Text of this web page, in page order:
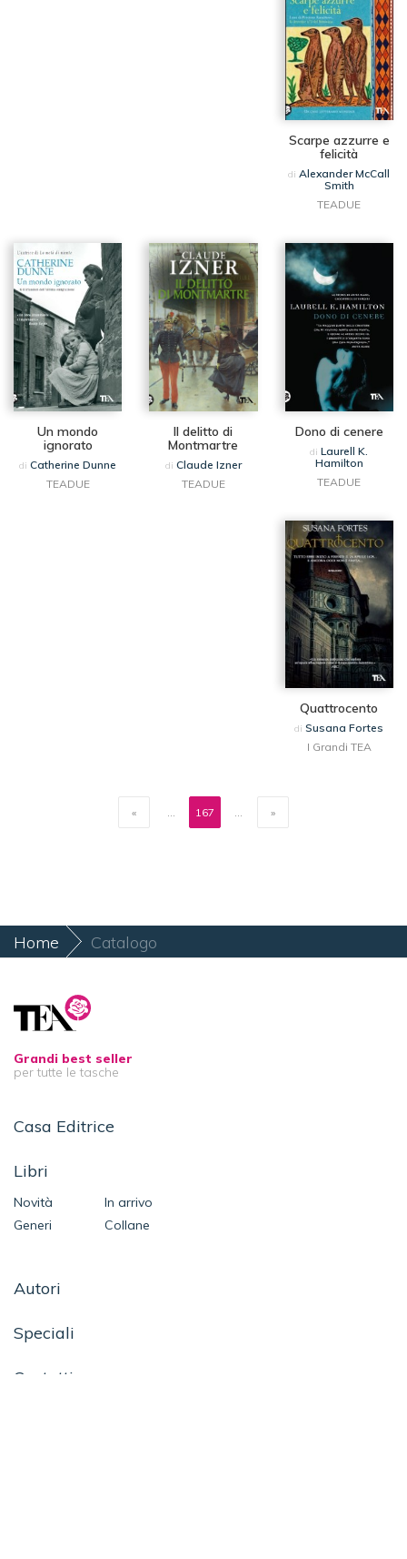
Scarpe azzurre e
felicità
diAlexander McCall
Smith
TEADUE
Un mondo
ignorato
diCatherine Dunne
TEADUE
Il delitto di
Montmartre
di Claude Izner
TEADUE
Dono di cenere
diLaurell K.
Hamilton
TEADUE
Quattrocento
diSusana Fortes
I Grandi TEA
« »
... 167 ...
Home Catalogo
Grandi best seller
per tutte le tasche
Casa Editrice
Libri
Novità
In arrivo
Generi
Collane
Autori
Speciali
Contatti